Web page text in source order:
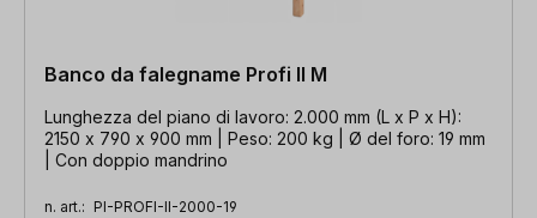
Banco da falegname Profi II M
Lunghezza del piano di lavoro: 2.000 mm (L x P x H):
2150 x 790 x 900 mm | Peso: 200 kg | Ø del foro: 19 mm
| Con doppio mandrino
n. art.: PI-PROFI-II-2000-19